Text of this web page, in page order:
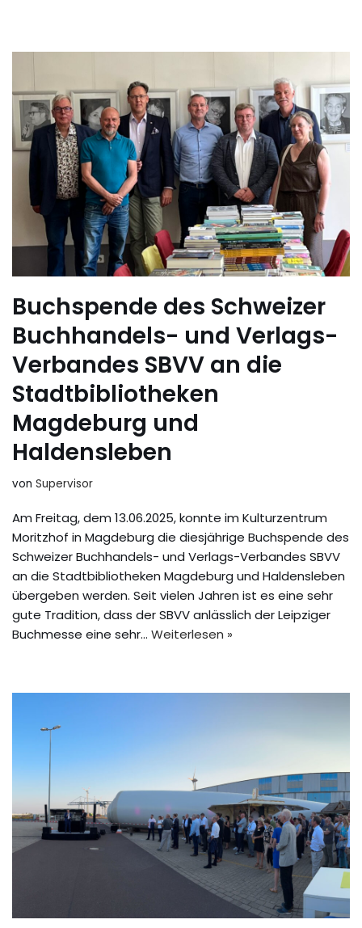
Buchspende des Schweizer
Buchhandels- und Verlags-
Verbandes SBVV an die
Stadtbibliotheken
Magdeburg und
Haldensleben
von Supervisor
Am Freitag, dem 13.06.2025, konnte im Kulturzentrum
Moritzhof in Magdeburg die diesjährige Buchspende des
Schweizer Buchhandels- und Verlags-Verbandes SBVV
an die Stadtbibliotheken Magdeburg und Haldensleben
übergeben werden. Seit vielen Jahren ist es eine sehr
gute Tradition, dass der SBVV anlässlich der Leipziger
Buchmesse eine sehr… Weiterlesen »